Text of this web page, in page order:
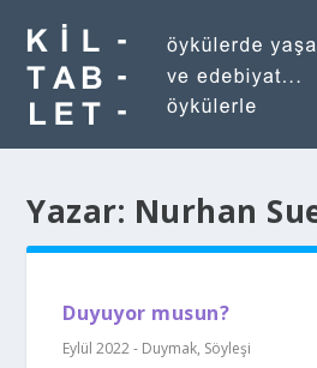
Yazar: Nurhan
Duyuyor musun?
Eylül 2022 - Duymak, Söyleşi